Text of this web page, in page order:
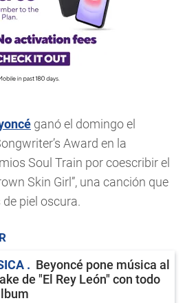
ganó el domingo el
Award en la
Soul Train por coescribir el
Skin Girl”, una canción que
piel oscura.
Beyoncé pone música al
de "El Rey León" con todo